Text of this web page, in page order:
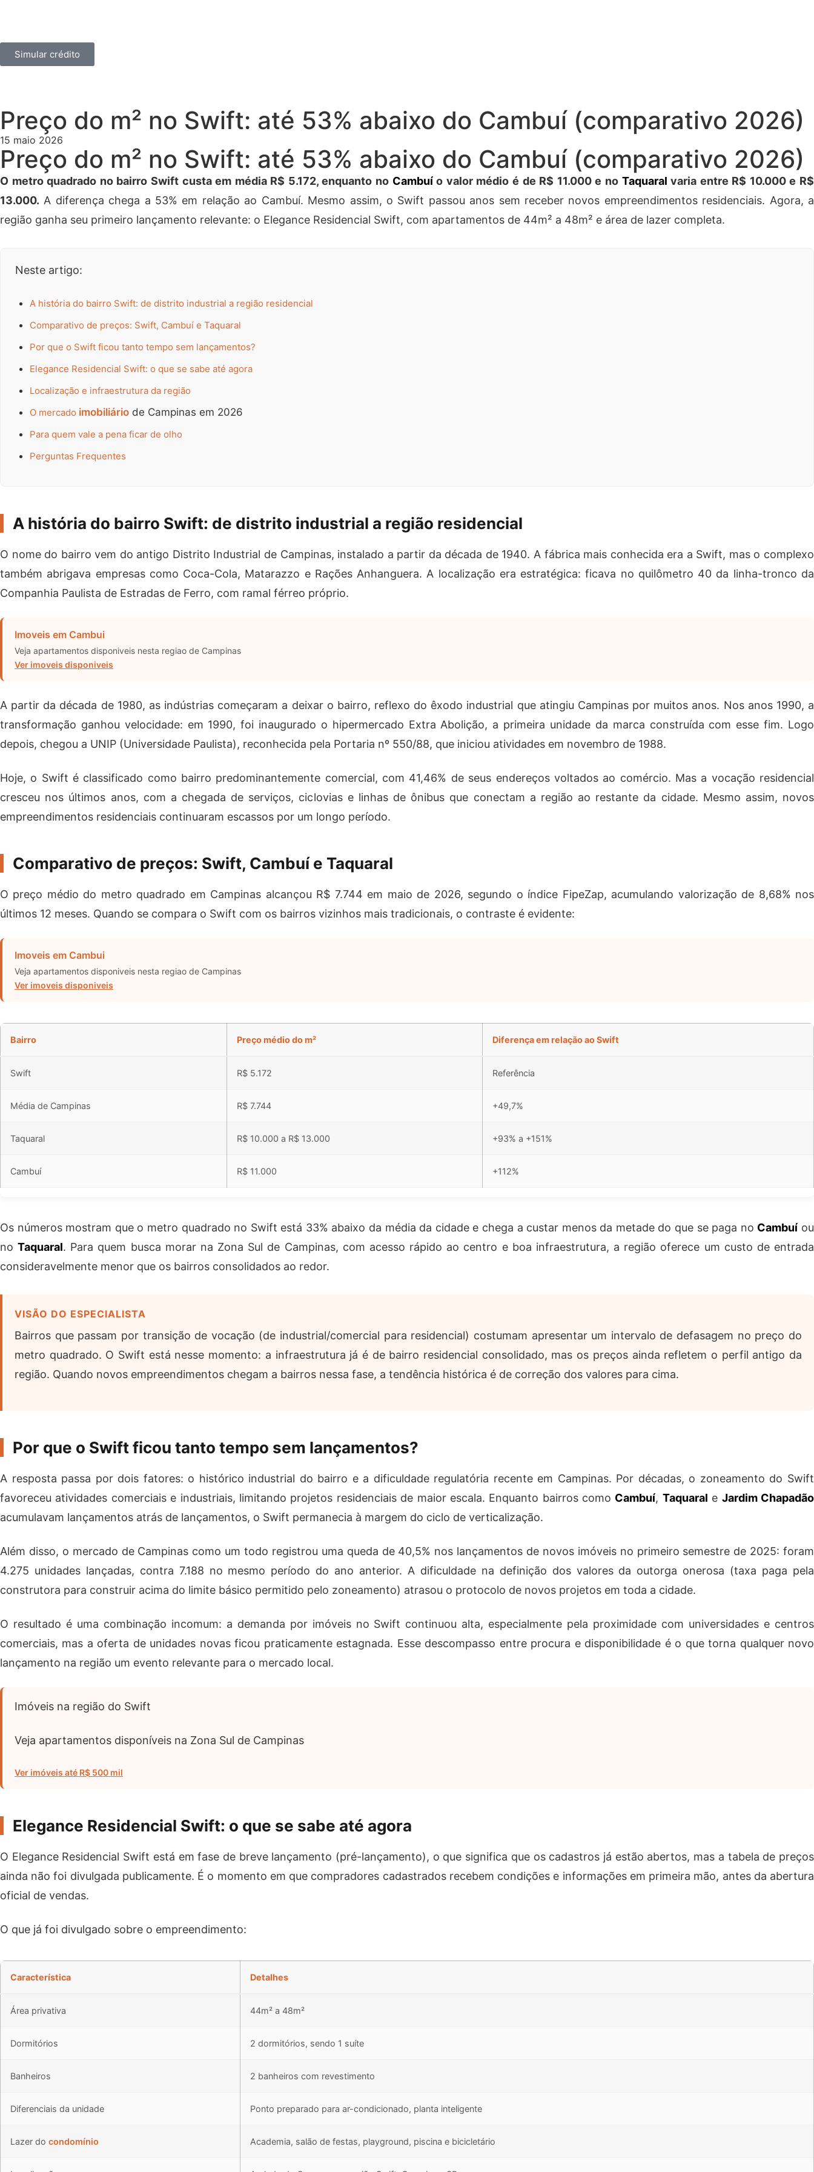
Simular crédito
Preço do m² no Swift: até 53% abaixo do Cambuí (comparativo 2026)
15 maio 2026
Preço do m² no Swift: até 53% abaixo do Cambuí (comparativo 2026)
O metro quadrado no bairro Swift custa em média R$ 5.172, enquanto no Cambuío valor médio é de R$ 11.000 e no Taquaral varia entre R$ 10.000 e R$
13.000. A diferença chega a 53% em relação ao Cambuí. Mesmo assim, o Swift passou anos sem receber novos empreendimentos residenciais. Agora, a
região ganha seu primeiro lançamento relevante: o Elegance Residencial Swift, com apartamentos de 44m² a 48m² e área de lazer completa.
Neste artigo:
A história do bairro Swift: de distrito industrial a região residencial
Comparativo de preços: Swift, Cambuí e Taquaral
Por que o Swift ficou tanto tempo sem lançamentos?
Elegance Residencial Swift: o que se sabe até agora
Localização e infraestrutura da região
O mercado imobiliário de Campinas em 2026
Para quem vale a pena ficar de olho
Perguntas Frequentes
A história do bairro Swift: de distrito industrial a região residencial
O nome do bairro vem do antigo Distrito Industrial de Campinas, instalado a partir da década de 1940. A fábrica mais conhecida era a Swift, mas o complexo
também abrigava empresas como Coca-Cola, Matarazzo e Rações Anhanguera. A localização era estratégica: ficava no quilômetro 40 da linha-tronco da
Companhia Paulista de Estradas de Ferro, com ramal férreo próprio.
Imoveis em Cambui
Veja apartamentos disponiveis nesta regiao de Campinas
Ver imoveis disponiveis
A partir da década de 1980, as indústrias começaram a deixar o bairro, reflexo do êxodo industrial que atingiu Campinas por muitos anos. Nos anos 1990, a
transformação ganhou velocidade: em 1990, foi inaugurado o hipermercado Extra Abolição, a primeira unidade da marca construída com esse fim. Logo
depois, chegou a UNIP (Universidade Paulista), reconhecida pela Portaria nº 550/88, que iniciou atividades em novembro de 1988.
Hoje, o Swift é classificado como bairro predominantemente comercial, com 41,46% de seus endereços voltados ao comércio. Mas a vocação residencial
cresceu nos últimos anos, com a chegada de serviços, ciclovias e linhas de ônibus que conectam a região ao restante da cidade. Mesmo assim, novos
empreendimentos residenciais continuaram escassos por um longo período.
Comparativo de preços: Swift, Cambuí e Taquaral
O preço médio do metro quadrado em Campinas alcançou R$ 7.744 em maio de 2026, segundo o índice FipeZap, acumulando valorização de 8,68% nos
últimos 12 meses. Quando se compara o Swift com os bairros vizinhos mais tradicionais, o contraste é evidente:
Imoveis em Cambui
Veja apartamentos disponiveis nesta regiao de Campinas
Ver imoveis disponiveis
Bairro Preço médio do m² Diferença em relação ao Swift
Swift R$ 5.172 Referência
Média de Campinas R$ 7.744 +49,7%
Taquaral R$ 10.000 a R$ 13.000 +93% a +151%
Cambuí R$ 11.000 +112%
Os números mostram que o metro quadrado no Swift está 33% abaixo da média da cidade e chega a custar menos da metade do que se paga no Cambuí ou
noTaquaral. Para quem busca morar na Zona Sul de Campinas, com acesso rápido ao centro e boa infraestrutura, a região oferece um custo de entrada
consideravelmente menor que os bairros consolidados ao redor.
VISÃO DO ESPECIALISTA
Bairros que passam por transição de vocação (de industrial/comercial para residencial) costumam apresentar um intervalo de defasagem no preço do
metro quadrado. O Swift está nesse momento: a infraestrutura já é de bairro residencial consolidado, mas os preços ainda refletem o perfil antigo da
região. Quando novos empreendimentos chegam a bairros nessa fase, a tendência histórica é de correção dos valores para cima.
Por que o Swift ficou tanto tempo sem lançamentos?
A resposta passa por dois fatores: o histórico industrial do bairro e a dificuldade regulatória recente em Campinas. Por décadas, o zoneamento do Swift
favoreceu atividades comerciais e industriais, limitando projetos residenciais de maior escala. Enquanto bairros como Cambuí, Taquaral e Jardim Chapadão
acumulavam lançamentos atrás de lançamentos, o Swift permanecia à margem do ciclo de verticalização.
Além disso, o mercado de Campinas como um todo registrou uma queda de 40,5% nos lançamentos de novos imóveis no primeiro semestre de 2025: foram
4.275 unidades lançadas, contra 7.188 no mesmo período do ano anterior. A dificuldade na definição dos valores da outorga onerosa (taxa paga pela
construtora para construir acima do limite básico permitido pelo zoneamento) atrasou o protocolo de novos projetos em toda a cidade.
O resultado é uma combinação incomum: a demanda por imóveis no Swift continuou alta, especialmente pela proximidade com universidades e centros
comerciais, mas a oferta de unidades novas ficou praticamente estagnada. Esse descompasso entre procura e disponibilidade é o que torna qualquer novo
lançamento na região um evento relevante para o mercado local.
Imóveis na região do Swift
Veja apartamentos disponíveis na Zona Sul de Campinas
Ver imóveis até R$ 500 mil
Elegance Residencial Swift: o que se sabe até agora
O Elegance Residencial Swift está em fase de breve lançamento (pré-lançamento), o que significa que os cadastros já estão abertos, mas a tabela de preços
ainda não foi divulgada publicamente. É o momento em que compradores cadastrados recebem condições e informações em primeira mão, antes da abertura
oficial de vendas.
O que já foi divulgado sobre o empreendimento:
Característica Detalhes
Área privativa 44m² a 48m²
Dormitórios 2 dormitórios, sendo 1 suíte
Banheiros 2 banheiros com revestimento
Diferenciais da unidade Ponto preparado para ar-condicionado, planta inteligente
Lazer do condomínio Academia, salão de festas, playground, piscina e bicicletário